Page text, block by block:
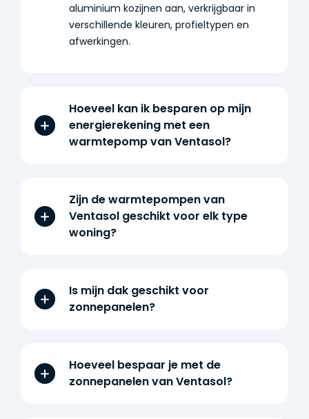
aluminium kozijnen aan, verkrijgbaar in
verschillende kleuren, profieltypen en
afwerkingen.
Hoeveel kan ik besparen op mijn
energierekening met een
warmtepomp van Ventasol?
Zijn de warmtepompen van
Ventasol geschikt voor elk type
woning?
Is mijn dak geschikt voor
zonnepanelen?
Hoeveel bespaar je met de
zonnepanelen van Ventasol?